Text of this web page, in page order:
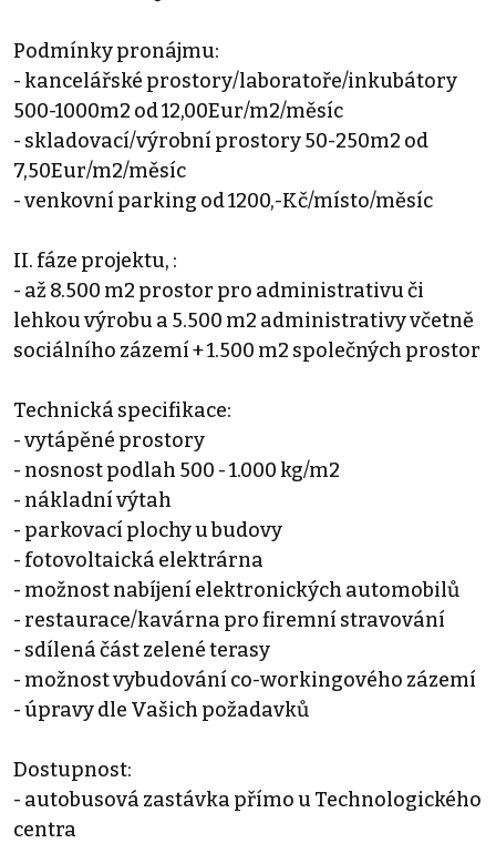
Podmínky pronájmu:
- kancelářské prostory/laboratoře/inkubátory
500-1000m2 od 12,00Eur/m2/měsíc
- skladovací/výrobní prostory 50-250m2 od
7,50Eur/m2/měsíc
- venkovní parking od 1200,-Kč/místo/měsíc
II. fáze projektu, :
- až 8.500 m2 prostor pro administrativu či
lehkou výrobu a 5.500 m2 administrativy včetně
sociálního zázemí + 1.500 m2 společných prostor
Technická specifikace:
- vytápěné prostory
- nosnost podlah 500 - 1.000 kg/m2
- nákladní výtah
- parkovací plochy u budovy
- fotovoltaická elektrárna
- možnost nabíjení elektronických automobilů
- restaurace/kavárna pro firemní stravování
- sdílená část zelené terasy
- možnost vybudování co-workingového zázemí
- úpravy dle Vašich požadavků
Dostupnost:
- autobusová zastávka přímo u Technologického
centra